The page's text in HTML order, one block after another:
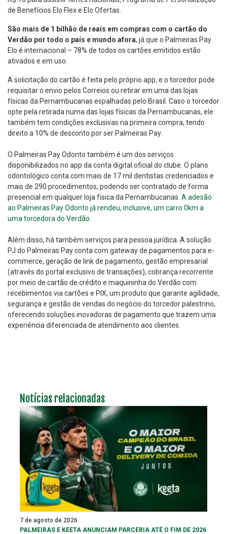
de Benefícios Elo Flex e Elo Ofertas.
São mais de 1 bilhão de reais em compras com o cartão do
Verdão por todo o país e mundo afora, já que o Palmeiras Pay
Elo é internacional – 78% de todos os cartões emitidos estão
ativados e em uso.
A solicitação do cartão é feita pelo próprio app, e o torcedor pode
requisitar o envio pelos Correios ou retirar em uma das lojas
físicas da Pernambucanas espalhadas pelo Brasil. Caso o torcedor
opte pela retirada numa das lojas físicas da Pernambucanas, ele
também tem condições exclusivas na primeira compra, tendo
direito a 10% de desconto por ser Palmeiras Pay.
O Palmeiras Pay Odonto também é um dos serviços
disponibilizados no app da conta digital oficial do clube. O plano
odontológico conta com mais de 17 mil dentistas credenciados e
mais de 290 procedimentos, podendo ser contratado de forma
presencial em qualquer loja física da Pernambucanas. A adesão
ao Palmeiras Pay Odonto já rendeu, inclusive, um carro 0km a
uma torcedora do Verdão
Além disso, há também serviços para pessoa jurídica. A solução
PJ do Palmeiras Pay conta com gateway de pagamentos para e-
commerce, geração de link de pagamento, gestão empresarial
(através do portal exclusivo de transações), cobrança recorrente
por meio de cartão de crédito e maquininha do Verdão com
recebimentos via cartões e PIX, um produto que garante agilidade,
segurança e gestão de vendas do negócio do torcedor palestrino,
oferecendo soluções inovadoras de pagamento que trazem uma
experiência diferenciada de atendimento aos clientes.
Notícias relacionadas
7 de agosto de 2026
PALMEIRAS E KEETA ANUNCIAM PARCERIA ATÉ O FIM DE 2026